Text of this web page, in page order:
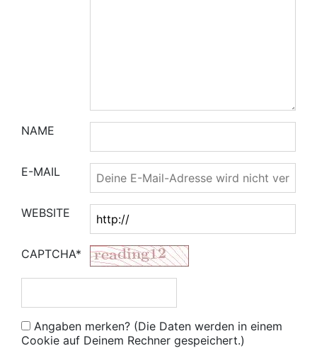
NAME
E-MAIL
WEBSITE
CAPTCHA*
Angaben merken? (Die Daten werden in einem
Cookie auf Deinem Rechner gespeichert.)